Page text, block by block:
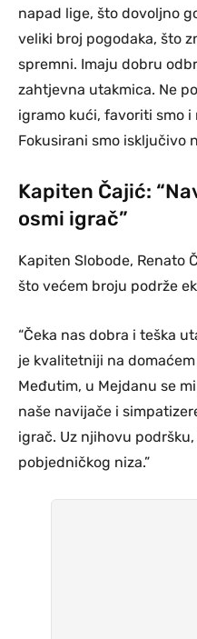
napad lige, što dovoljno
veliki broj pogodaka, što
spremni. Imaju dobru
zahtjevna utakmica. Ne
igramo kući, favoriti smo
Fokusirani smo isključivo
Kapiten Čajić:
osmi igrač”
Kapiten Slobode, Renato
što većem broju podrže
“Čeka nas dobra i teška
je kvalitetniji na
Međutim, u Mejdanu se
naše navijače i
igrač. Uz njihovu
pobjedničkog niza.”